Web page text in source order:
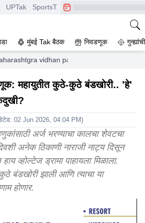
UPTak SportsTak CrimeTak
मुंबई Tak बैठक निवडणूक
vidhan parishad election 2026
महायुतीत कुठे-कुठे बंडखोरी.. 'हे'
02 Jun 2026, 04:04 PM)
अर्ज भरण्याचा कालचा शेवटचा
अनेक ठिकाणी नाराजी नाट्य दिसून
व्होल्टेज ड्रामा पाहायला मिळाला.
बंडखोरी झाली आणि त्याचा या
होणार.